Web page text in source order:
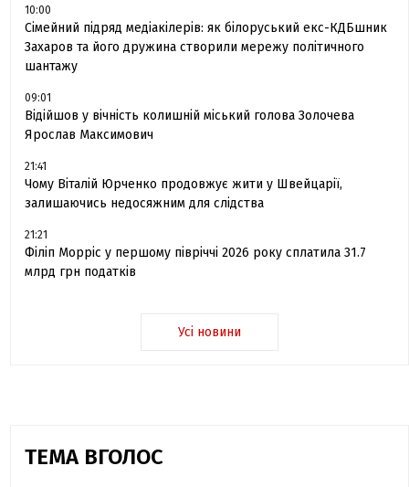
10:00
Сімейний підряд медіакілерів: як білоруський екс-КДБшник
Захаров та його дружина створили мережу політичного
шантажу
09:01
Відійшов у вічність колишній міський голова Золочева
Ярослав Максимович
21:41
Чому Віталій Юрченко продовжує жити у Швейцарії,
залишаючись недосяжним для слідства
21:21
Філіп Морріс у першому півріччі 2026 року сплатила 31.7
млрд грн податків
Усі новини
ТЕМА ВГОЛОС